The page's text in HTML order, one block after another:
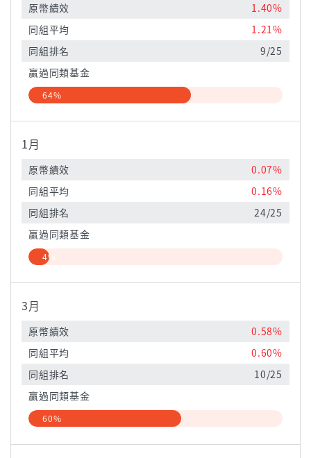
原幣績效
1.40%
同組平均
1.21%
同組排名
9/25
贏過同類基金
64%
1月
原幣績效
0.07%
同組平均
0.16%
同組排名
24/25
贏過同類基金
4%
3月
原幣績效
0.58%
同組平均
0.60%
同組排名
10/25
贏過同類基金
60%